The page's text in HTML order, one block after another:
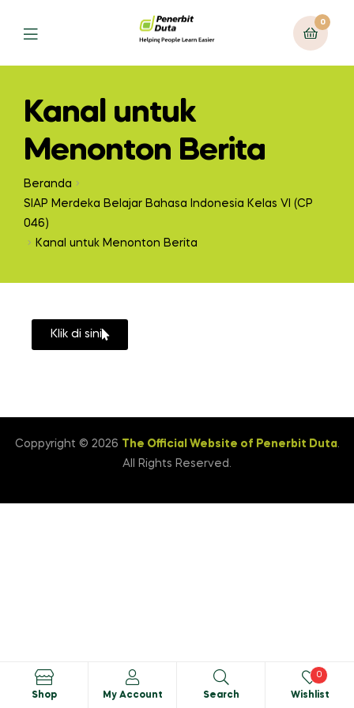
0
Kanal untuk
Menonton Berita
Beranda
SIAP Merdeka Belajar Bahasa Indonesia Kelas VI (CP
046)
Kanal untuk Menonton Berita
Klik di sini
Coppyright © 2026 The Official Website of Penerbit Duta.
All Rights Reserved.
Shop My Account Search Wishlist
0